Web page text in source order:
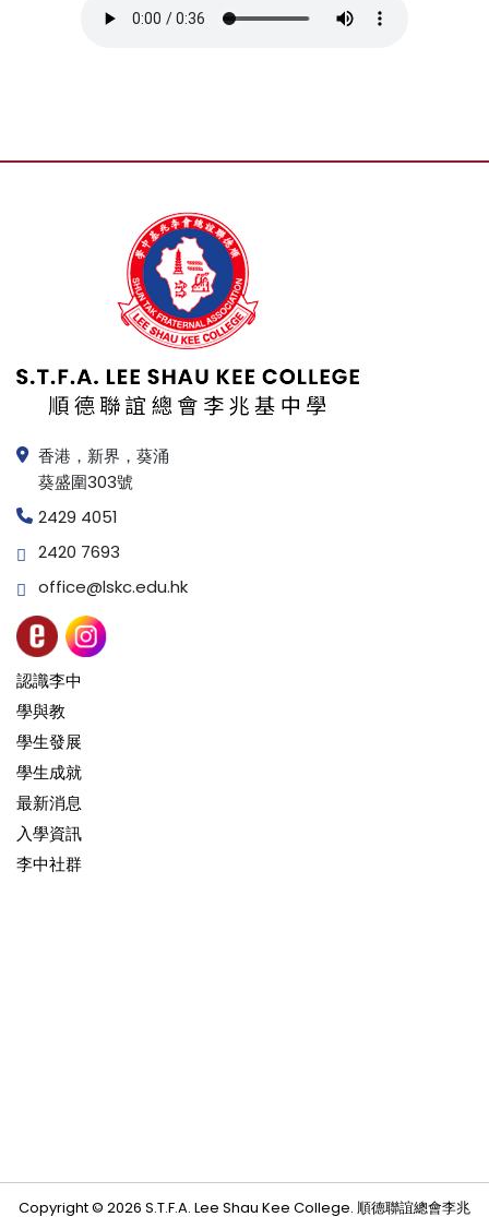
香港，新界，葵涌
葵盛圍303號
2429 4051
2420 7693
office@lskc.edu.hk
認識李中
學與教
學生發展
學生成就
最新消息
入學資訊
李中社群
Copyright © 2026 S.T.F.A. Lee Shau Kee College. 順德聯誼總會李兆